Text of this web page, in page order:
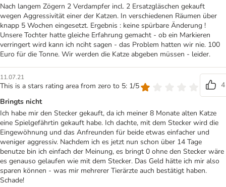
Nach langem Zögern 2 Verdampfer incl. 2 Ersatzgläschen gekauft
wegen Aggressivität einer der Katzen. In verschiedenen Räumen über
knapp 5 Wochen eingesetzt. Ergebnis : keine spürbare Änderung !
Unsere Tochter hatte gleiche Erfahrung gemacht - ob ein Markieren
verringert wird kann ich nciht sagen - das Problem hatten wir nie. 100
Euro für die Tonne. Wir werden die Katze abgeben müssen - leider.
11.07.21
This is a stars rating area from zero to 5: 1/5
4
Bringts nicht
Ich habe mir den Stecker gekauft, da ich meiner 8 Monate alten Katze
eine Spielgefährtin gekauft habe. Ich dachte, mit dem Stecker wird die
Eingewöhnung und das Anfreunden für beide etwas einfacher und
weniger aggressiv. Nachdem ich es jetzt nun schon über 14 Tage
benutze bin ich einfach der Meinung, es bringt 0 ohne den Stecker wäre
es genauso gelaufen wie mit dem Stecker. Das Geld hätte ich mir also
sparen können - was mir mehrerer Tierärzte auch bestätigt haben.
Schade!